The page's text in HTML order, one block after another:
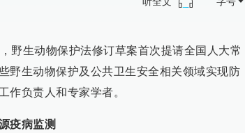
野生动物保护法修订草案首次提请全国人大常
野生动物保护及公共卫生安全相关领域实现防
作负责人和专家学者。
疫病监测